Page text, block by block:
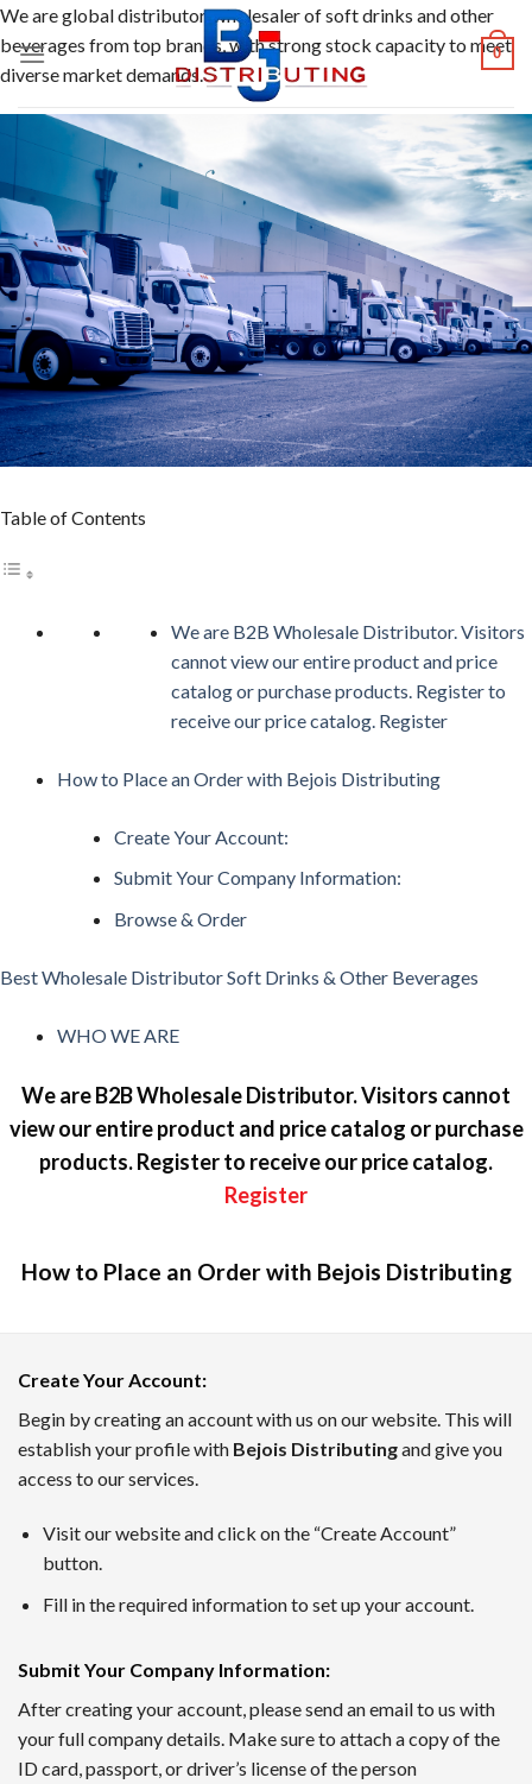
Skip
to
content
0
We are global distributor, wholesaler of soft drinks and other
beverages from top brands, with strong stock capacity to meet
diverse market demands.
Table of Contents
We are B2B Wholesale Distributor. Visitors
cannot view our entire product and price
catalog or purchase products. Register to
receive our price catalog. Register
How to Place an Order with Bejois Distributing
Create Your Account:
Submit Your Company Information:
Browse & Order
Best Wholesale Distributor Soft Drinks & Other Beverages
WHO WE ARE
We are B2B Wholesale Distributor. Visitors cannot
view our entire product and price catalog or purchase
products. Register to receive our price catalog.
Register
How to Place an Order with Bejois Distributing
Create Your Account:
Begin by creating an account with us on our website. This will
establish your profile with Bejois Distributingand give you
access to our services.
Visit our website and click on the “Create Account”
button.
Fill in the required information to set up your account.
Submit Your Company Information:
After creating your account, please send an email to us with
your full company details. Make sure to attach a copy of the
ID card, passport, or driver’s license of the person
ボーナスインフォメーション、新着キャンペーン、業界の
TAROがピックアップした、2026年7月時点でに日本のユー
1番 ワンダーカジノ
ンクダウンなしというシステムで、長期的にプレイするほ
2nd ルーベット
Read Review